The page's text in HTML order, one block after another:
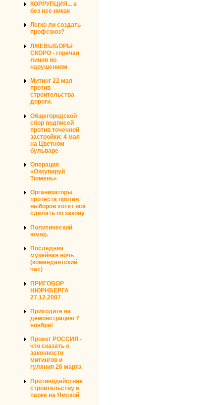
КОРРУПЦИЯ... а
без нее никак
Легко ли создать
профсоюз?
ЛЖЕВЫБОРЫ
СКОРО - горячая
линия по
нарушениям
Митинг 22 мая
против
строительства
дороги.
Общегородской
сбор подписей
против точечной
застройки: 4 мая
на Цветном
бульваре
Операция
«Оккупируй
Тюмень»
Организаторы
протеста против
выборов хотят все
сделать по закону
Политический
юмор.
Последняя
музейная ночь
(комендантский
час)
ПРИГОВОР
НЮРНБЕРГА
27.12.2007
Приходите на
демонстрацию 7
ноября!
Проект РОССИЯ -
что сказать о
законности
митингов и
гуляния 26 марта
Противодействие
строительству в
парке на Ямской